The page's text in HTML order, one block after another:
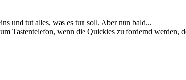
und tut alles, was es tun soll. Aber nun bald...
Tastentelefon, wenn die Quickies zu fordernd werden,